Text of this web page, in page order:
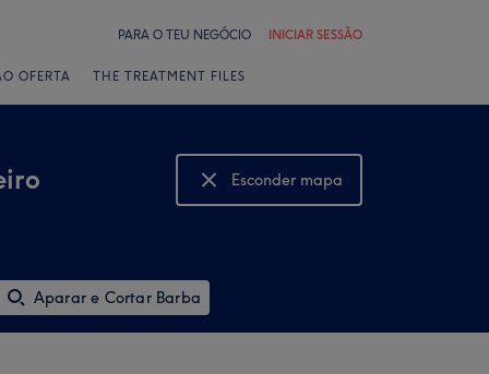
PARA O TEU NEGÓCIO INICIAR SESSÃO
OFERTA THE TREATMENT FILES
Esconder mapa
Mostrar mapa
Aparar e Cortar Barba